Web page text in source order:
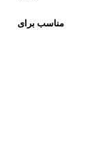
مناسب برای